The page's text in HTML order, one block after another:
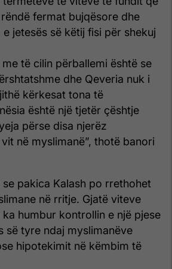
fermat bujqësore dhe
jetesës së këtij fisi për shekuj
të cilin përballemi është se
dhe Qeveria nuk i
kërkesat tona të
është një tjetër çështje
përse disa njerëz
në myslimanë”, thotë banori
pakica Kalash po rrethohet
në rritje. Gjatë viteve
humbur kontrollin e një pjese
së tyre ndaj myslimanëve
hipotekimit në këmbim të